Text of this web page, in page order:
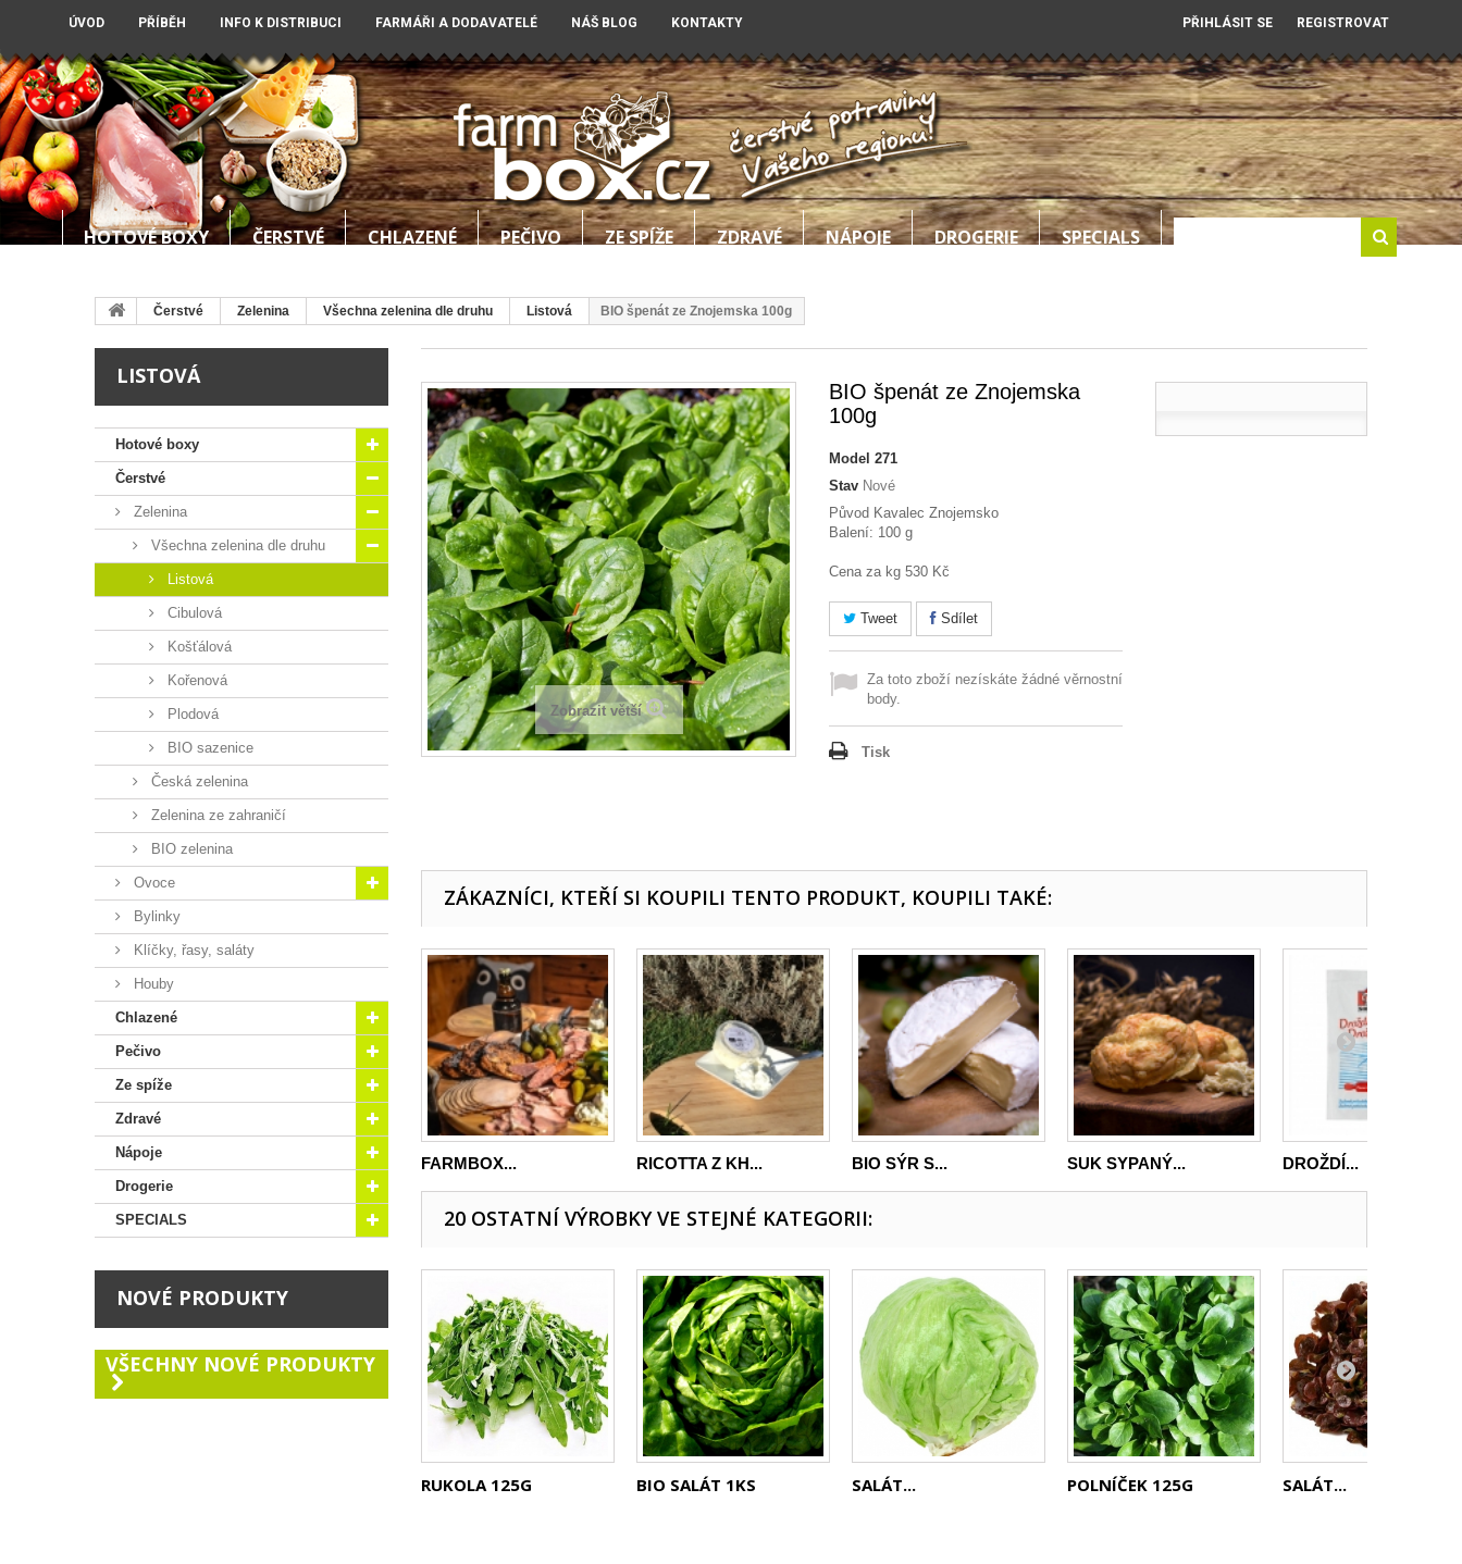
ÚVOD PŘÍBĚH INFO K DISTRIBUCI FARMÁŘI A DODAVATELÉ NÁŠ BLOG KONTAKTY PŘIHLÁSIT SE REGISTROVAT
HOTOVÉ BOXY ČERSTVÉ CHLAZENÉ PEČIVO ZE SPÍŽE ZDRAVÉ NÁPOJE DROGERIE SPECIALS
Čerstvé Zelenina Všechna zelenina dle druhu Listová BIO špenát ze Znojemska 100g
LISTOVÁ
Hotové boxy
Čerstvé
Zelenina
Všechna zelenina dle druhu
Listová
Cibulová
Košťálová
Kořenová
Plodová
BIO sazenice
Česká zelenina
Zelenina ze zahraničí
BIO zelenina
Ovoce
Bylinky
Klíčky, řasy, saláty
Houby
Chlazené
Pečivo
Ze spíže
Zdravé
Nápoje
Drogerie
SPECIALS
NOVÉ PRODUKTY
VŠECHNY NOVÉ PRODUKTY
Zobrazit větší
BIO špenát ze Znojemska
100g
Model 271
Stav Nové
Původ Kavalec Znojemsko
Balení: 100 g
Cena za kg 530 Kč
Tweet Sdílet
Za toto zboží nezískáte žádné věrnostní
body.
Tisk
ZÁKAZNÍCI, KTEŘÍ SI KOUPILI TENTO PRODUKT, KOUPILI TAKÉ:
FARMBOX... RICOTTA Z KH... BIO SÝR S... SUK SYPANÝ... DROŽDÍ...
20 OSTATNÍ VÝROBKY VE STEJNÉ KATEGORII:
RUKOLA 125G BIO SALÁT 1KS SALÁT... POLNÍČEK 125G SALÁT...